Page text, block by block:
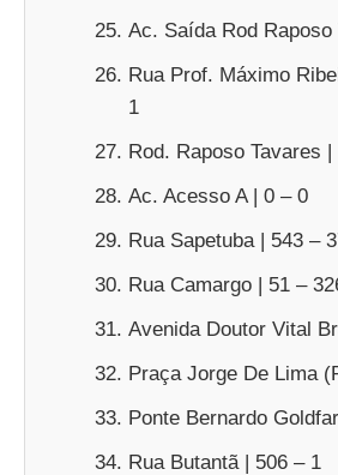
Ac. Saída Rod Raposo
Rua Prof. Máximo
1
Rod. Raposo Tavares |
Ac. Acesso A | 0 – 0
Rua Sapetuba | 543 –
Rua Camargo | 51 –
Avenida Doutor Vital
Praça Jorge De Lima
Ponte Bernardo
Rua Butantã | 506 – 1